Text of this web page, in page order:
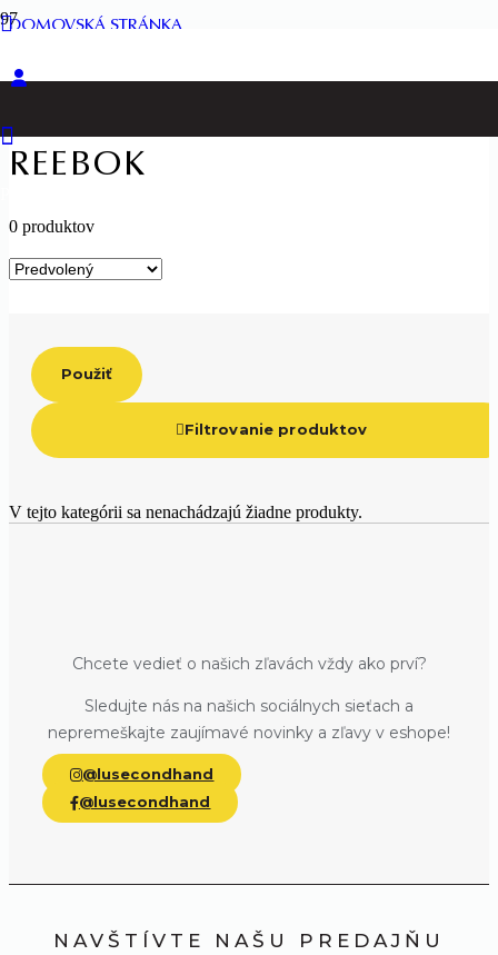
DOMOVSKÁ STRÁNKA
REEBOK
0 produktov
Použiť
Filtrovanie produktov
V tejto kategórii sa nenachádzajú žiadne produkty.
Chcete vedieť o našich zľavách vždy ako prví?
Sledujte nás na našich sociálnych sieťach a
nepremeškajte zaujímavé novinky a zľavy v eshope!
@lusecondhand
@lusecondhand
NAVŠTÍVTE NAŠU PREDAJŇU